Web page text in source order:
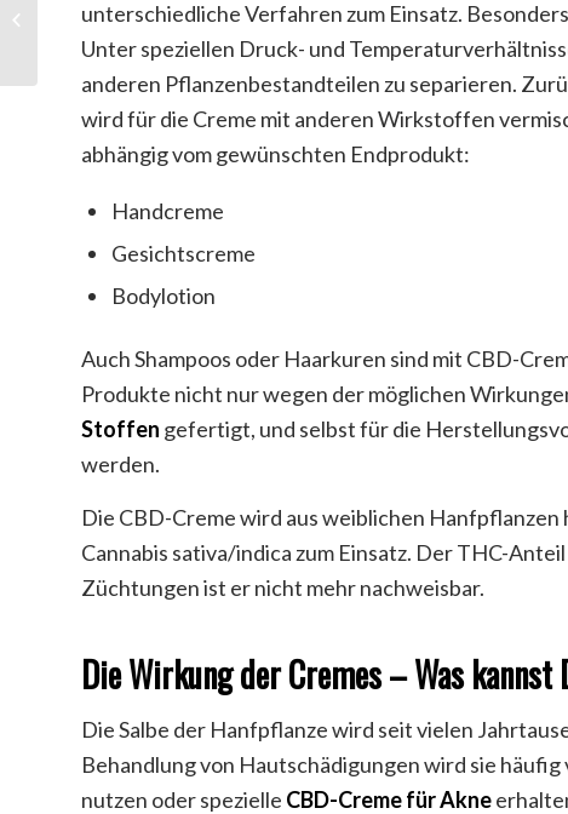
unterschiedliche Verfahren zum Einsatz.
Unter speziellen Druck- und
anderen Pflanzenbestandteilen zu separieren.
wird für die Creme mit anderen Wirkstoffen
abhängig vom gewünschten Endprodukt:
Handcreme
Gesichtscreme
Bodylotion
Auch Shampoos oder Haarkuren sind mit CBD-
Produkte nicht nur wegen der möglichen
Stoffen gefertigt, und selbst für die
werden.
Die CBD-Creme wird aus weiblichen
Cannabis sativa/indica zum Einsatz. Der THC-
Züchtungen ist er nicht mehr nachweisbar.
Die Wirkung der Cremes – Was kannst
Die Salbe der Hanfpflanze wird seit vielen
Behandlung von Hautschädigungen wird sie
nutzen oder spezielle CBD-Creme für Akne
CBD Pulver